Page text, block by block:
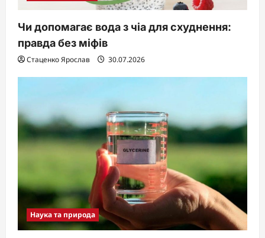
Чи допомагає вода з чіа для схуднення:
правда без міфів
Стаценко Ярослав 30.07.2026
Наука та природа